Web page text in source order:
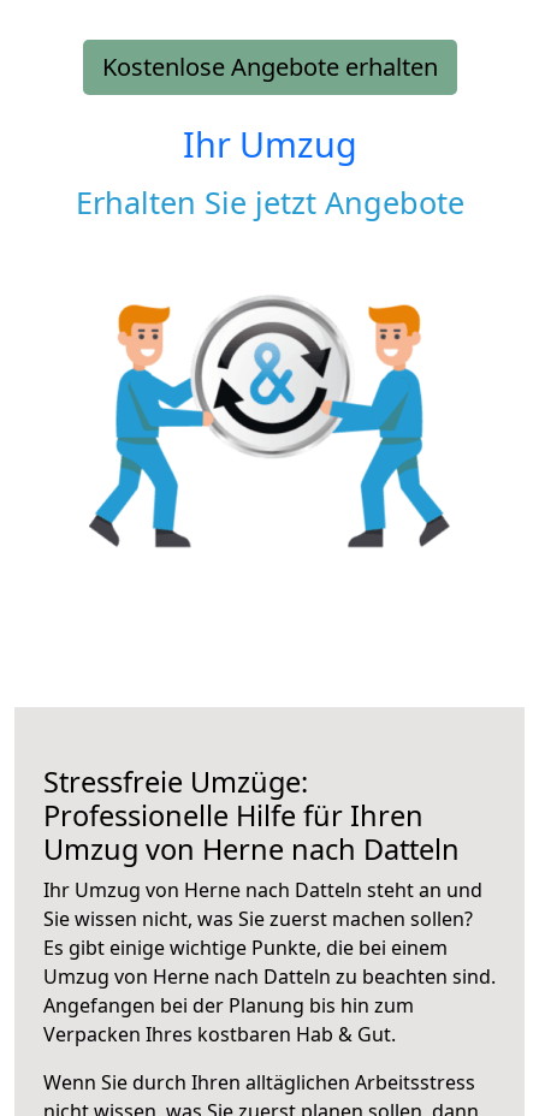
Kostenlose Angebote erhalten
Ihr Umzug
Erhalten Sie jetzt Angebote
Stressfreie Umzüge:
Professionelle Hilfe für Ihren
Umzug von Herne nach Datteln
Ihr Umzug von Herne nach Datteln steht an und
Sie wissen nicht, was Sie zuerst machen sollen?
Es gibt einige wichtige Punkte, die bei einem
Umzug von Herne nach Datteln zu beachten sind.
Angefangen bei der Planung bis hin zum
Verpacken Ihres kostbaren Hab & Gut.
Wenn Sie durch Ihren alltäglichen Arbeitsstress